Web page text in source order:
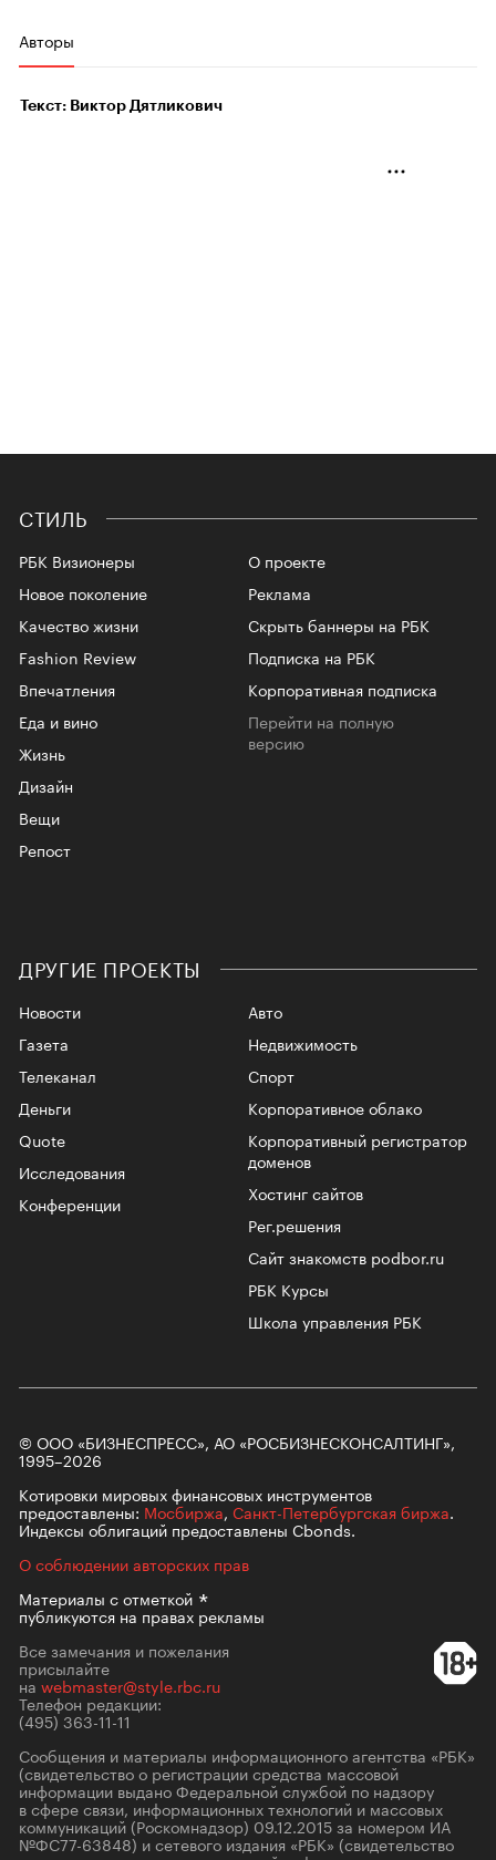
Авторы
Текст: Виктор Дятликович
СТИЛЬ
РБК Визионеры
Новое поколение
Качество жизни
Fashion Review
Впечатления
Еда и вино
Жизнь
Дизайн
Вещи
Репост
О проекте
Реклама
Скрыть баннеры на РБК
Подписка на РБК
Корпоративная подписка
Перейти на полную
версию
ДРУГИЕ ПРОЕКТЫ
Новости
Газета
Телеканал
Авто
Недвижимость
Спорт
Корпоративное облако
Корпоративный регистратор
доменов
Хостинг сайтов
Рег.решения
Сайт знакомств podbor.ru
РБК Курсы
Школа управления РБК
Деньги
Quote
Исследования
Конференции
© ООО «БИЗНЕСПРЕСС», АО «РОСБИЗНЕСКОНСАЛТИНГ»,
1995–2026
Котировки мировых финансовых инструментов
предоставлены: Мосбиржа, Санкт-Петербургская биржа.
Индексы облигаций предоставлены Cbonds.
О соблюдении авторских прав
Материалы сотметкой
публикуются на правах рекламы
Все замечания и пожелания
присылайте
на webmaster@style.rbc.ru
Телефон редакции:
(495) 363-11-11
Сообщения и материалы информационного агентства «РБК»
(свидетельство о регистрации средства массовой
информации выдано Федеральной службой по надзору
в сфере связи, информационных технологий и массовых
коммуникаций (Роскомнадзор) 09.12.2015 за номером ИА
№ФС77-63848) и сетевого издания «РБК» (свидетельство